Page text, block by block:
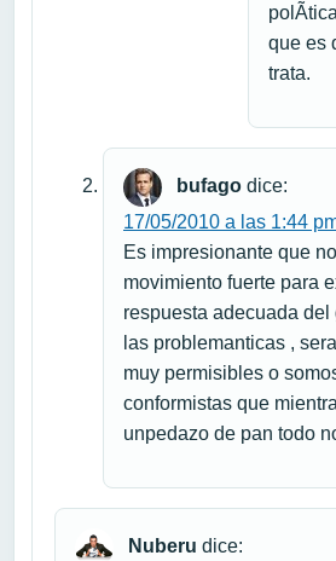
que es
trata.
bufago dice:
17/05/2010 a las 1:44
Es impresionante que
movimiento fuerte para
respuesta adecuada
las problemanticas ,
muy permisibles o
conformistas que
unpedazo de pan todo
Nuberu dice: